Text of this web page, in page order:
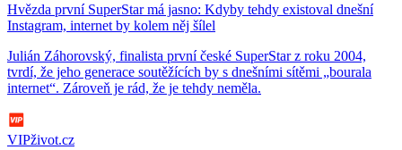
Hvězda první SuperStar má jasno: Kdyby tehdy existoval dnešní
Instagram, internet by kolem něj šílel
Julián Záhorovský, finalista první české SuperStar z roku 2004,
tvrdí, že jeho generace soutěžících by s dnešními sítěmi „bourala
internet“. Zároveň je rád, že je tehdy neměla.
VIPživot.cz